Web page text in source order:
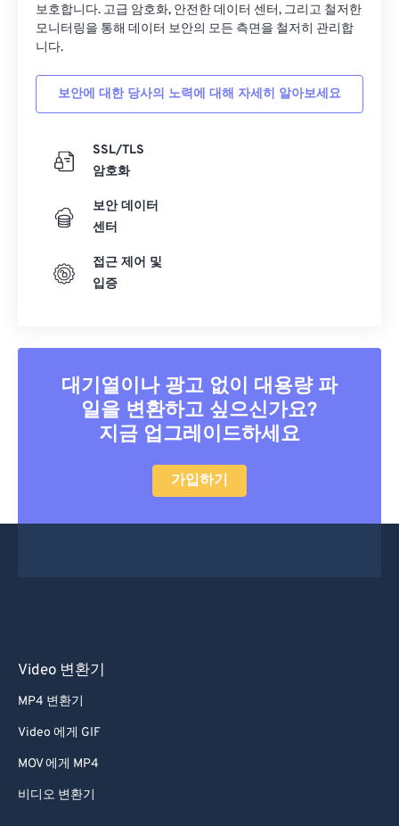
보호합니다. 고급 암호화, 안전한 데이터 센터, 그리고 철저한
모니터링을 통해 데이터 보안의 모든 측면을 철저히 관리합
니다.
보안에 대한 당사의 노력에 대해 자세히 알아보세요
SSL/TLS
암호화
보안 데이터
센터
접근 제어 및
입증
대기열이나 광고 없이 대용량 파
일을 변환하고 싶으신가요?
지금 업그레이드하세요
가입하기
Video 변환기
MP4 변환기
Video 에게 GIF
MOV 에게 MP4
비디오 변환기